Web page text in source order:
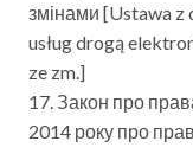
змінами [Ustawa z
usług drogą
ze zm.]
17. Закон про
2014 року про